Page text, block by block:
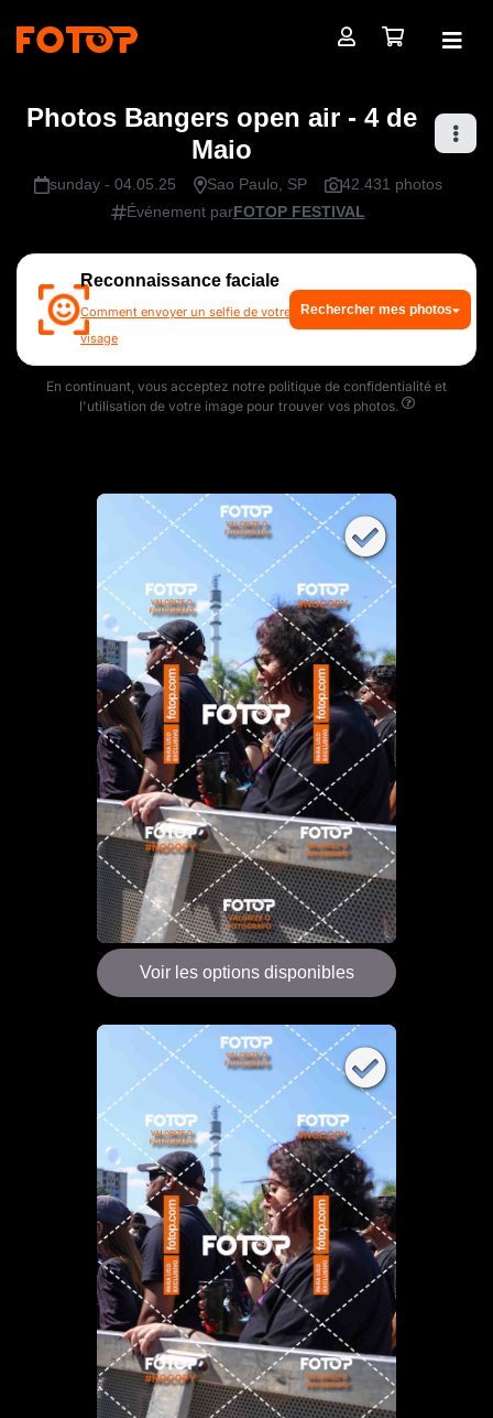
Photos Bangers open air - 4 de
Maio
sunday - 04.05.25 Sao Paulo, SP
42.431 photos
Événement parFOTOP FESTIVAL
Reconnaissance faciale
Comment envoyer un selfie de votre
visage
Rechercher mes photos
En continuant, vous acceptez notre politique de confidentialité et
l'utilisation de votre image pour trouver vos photos.
Voir les options disponibles